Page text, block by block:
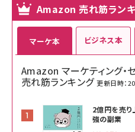
Amazon 売れ筋ラン
マーケ本
Amazon マーケティング
売れ筋ランキング 更新日時：
2億円を売
強の副業
ビジネス本